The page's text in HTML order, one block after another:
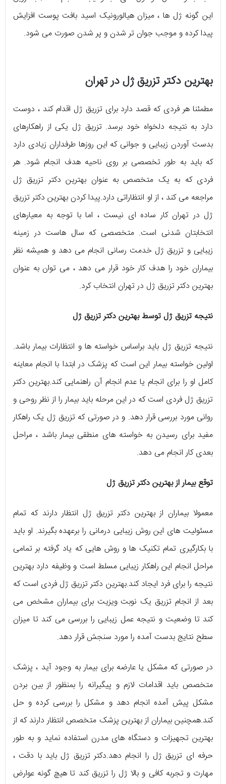
این گونه ژل ها ، میزان هیالورونیک اسید بافت پوست افزایش
پیدا کرده و موجب جوان تر شدن و پر شدن صورت می شود.
بهترین دکتر تزریق ژل در تهران
مطمئنا هر فردی که قصد دارد برای تزریق ژل اقدام کند ، دوست
دارد به نتیجه دلخواه خود برسد. تزریق ژل یکی از راهکارهای
بدست آوردن زیبایی و جوانی که این روزها طرفداران زیادی دارد
که باید به طور تخصصی بر روی ناحیه هدف انجام شود. هر
فردی که به یک متخصص به عنوان بهترین دکتر تزریق ژل
مراجعه می کند ، از او انتظاراتی دارد.پیدا کردن بهترین دکتر تزریق
ژل در تهران کار ساده ای نیست ، اما با توجه به معیارهای
انتخابتان شدنی است. متخصصی که سال هاست در زمینه
زیبایی و تزریق ژل خدمت رسانی انجام می دهد و همیشه نظر
بیماران خود را هدف کار خود قرار می دهد ، می توان به عنوان
بهترین دکتر تزریق ژل در تهران انتخاب کرد.
نتیجه تزریق ژل توسط بهترین دکتر تزریق ژل
نتیجه تزریق ژل باید براساس خواسته ها و انتظارات بیمار باشد.
اولین خواسته بیمار این است که پزشک در ابتدا با انجام معاینه
کامل او را برای انجام یا عدم انجام آن راهنمایی کند.بهترین دکتر
تزریق ژل فردی است که در این مرحله باید بیمار را از نظر روحی و
روانی مورد بررسی قرار دهد. و در صورتی که تزریق ژل یک راهکار
مفید برای رسیدن به خواسته های منطقی بیمار باشد ، مراحل
بعدی کار انجام می دهد.
توقع بیمار از بهترین دکتر تزریق ژل
معمولا بیماران از بهترین دکتر تزریق ژل انتظار دارند که تمام
مسئولیت های این روش زیبایی درمانی را برعهده بگیرند. او باید
با بکارگیری تمام تکنیک ها و روش هایی که یاد گرفته بر تمامی
مراحل انجام این راهکار زیبایی مسلط است و وظیفه دارد بهترین
نتیجه را برای فرد ایجاد کند.بهترین دکتر تزریق ژل فردی است که
بعد از انجام تزریق یک نوبت ویزیت برای بیماران مشخص می
کند تا وضعیت و نتیجه عمل زیبایی را بررسی می کند تا میزان
سطح نتایج بدست آمده را مورد سنجش قرار دهد.
در صورتی که مشکل یا عارضه برای بیمار به وجود آید ، پزشک
متخصص باید اقدامات لازم و پیگیرانه را بمنظور از بین بردن
مشکل پیش آمده انجام دهد و مشکل را بررسی کرده و حل
کند.همچنین بیماران از بهترین پزشک متخصص انتظار دارند که از
بهترین تجهیزات و دستگاه های مدرن استفاده نماید و به طور
حرفه ای تزریق ژل را انجام دهد.دکتر تزریق ژل باید با دقت ،
مهارت و تجربه کافی و بالا ژل را تزریق کند تا هیچ گونه عوارض